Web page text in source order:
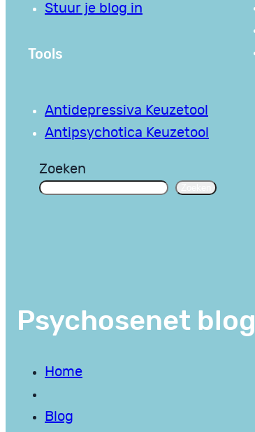
Stuur je blog in
Tools
Antidepressiva Keuzetool
Antipsychotica Keuzetool
Zoeken
Psychosenet blog
Home
Blog